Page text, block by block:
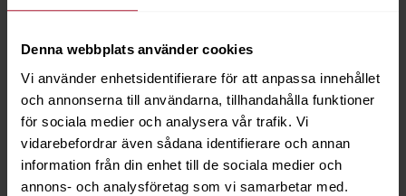
Denna webbplats använder cookies
Vi använder enhetsidentifierare för att anpassa innehållet
och annonserna till användarna, tillhandahålla funktioner
för sociala medier och analysera vår trafik. Vi
vidarebefordrar även sådana identifierare och annan
information från din enhet till de sociala medier och
annons- och analysföretag som vi samarbetar med.